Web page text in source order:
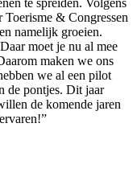
te spreiden. Volgens
Toerisme & Congressen
namelijk groeien.
moet je nu al mee
maken we ons
we al een pilot
de pontjes. Dit jaar
de komende jaren